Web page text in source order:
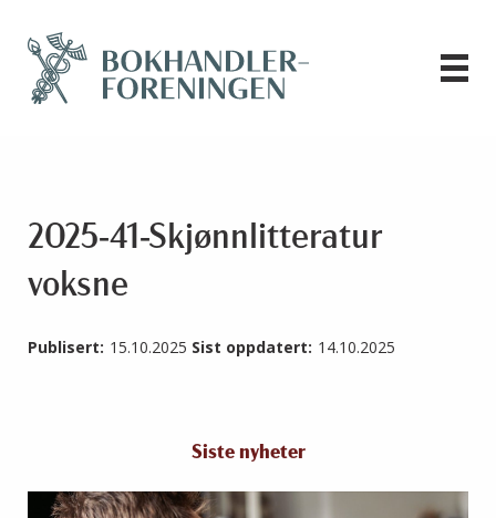
2025-41-Skjønnlitteratur
voksne
Publisert: 15.10.2025 Sist oppdatert: 14.10.2025
Siste nyheter